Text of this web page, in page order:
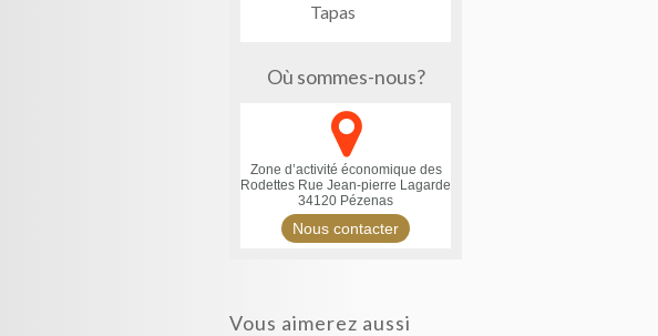
Tapas
Où sommes-nous?
Zone d’activité économique des
Rodettes Rue Jean-pierre Lagarde
34120 Pézenas
Nous contacter
Vous aimerez aussi